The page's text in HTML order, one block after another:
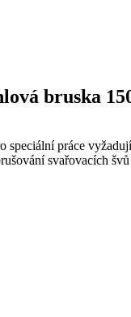
bruska
práce
svařovacích švů